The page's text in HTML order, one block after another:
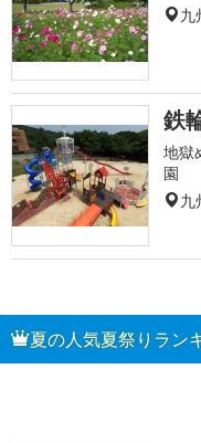
九
鉄
地獄
園
九
夏の人気夏祭りラン